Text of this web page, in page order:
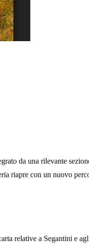
da una rilevante
riapre con un nuovo
relative a Segantini